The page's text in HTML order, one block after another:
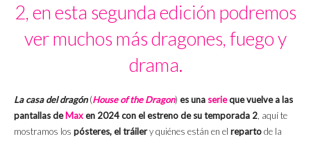
2, en esta segunda edición podremos
ver muchos más dragones, fuego y
drama.
La casa del dragón (House of the Dragon) es una serieque vuelve a las
pantallas deMaxen 2024 con el estreno de su temporada 2, aquí te
mostramos los pósteres, el tráilery quiénes están en el repartode la